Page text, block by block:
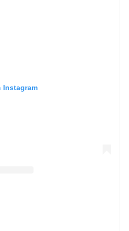
Instagram